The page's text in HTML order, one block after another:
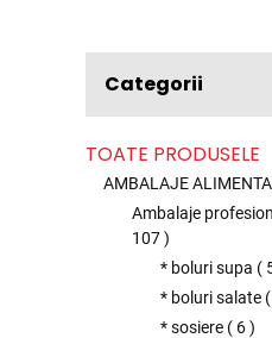
Categorii
TOATE PRODUSELE
AMBALAJE
Ambalaje
107)
* boluri supa (
* boluri salate (
* sosiere ( 6)